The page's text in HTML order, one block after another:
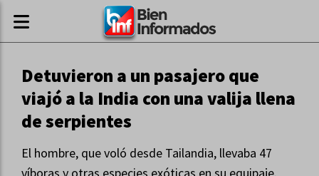
Detuvieron a un pasajero que
viajó a la India con una valija llena
de serpientes
El hombre, que voló desde Tailandia, llevaba 47